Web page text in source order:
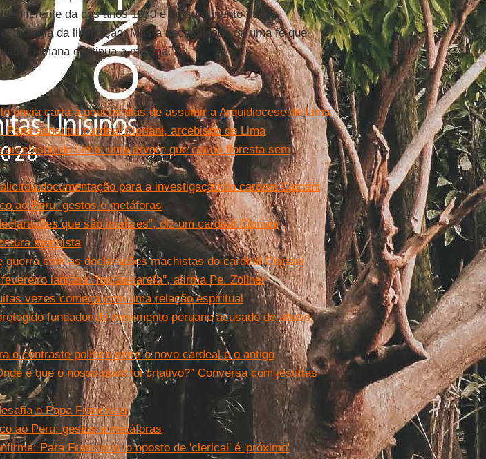
diferente da dos anos 1970 e do surgimento da tão
teologia da libertação. Mas a necessidade de uma fé que
humana continua a mesma.”
envia carta a poucos dias de assumir a Arquidiocese de Lima
Papa substitui cardeal Cipriani, arcebispo de Lima
arcebispo de Lima: uma árvore que cai na floresta sem
documentação para a investigação do cardeal Cipriani
ao Peru: gestos e metáforas
que são infelizes”, diz um cardeal Cipriani
machista
guerra com as declarações machistas do cardeal Cipriani
lançará ''forças-tarefa'', afirma Pe. Zollner
vezes começa com uma relação espiritual
fundador de movimento peruano acusado de abuso
o contraste político entre o novo cardeal e o antigo
é que o nosso povo foi criativo?” Conversa com jesuítas
o Papa Francisco
ao Peru: gestos e metáforas
Para Francisco, o oposto de 'clerical' é 'próximo'